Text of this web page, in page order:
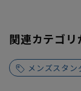
関連カテゴ
メンズスタ